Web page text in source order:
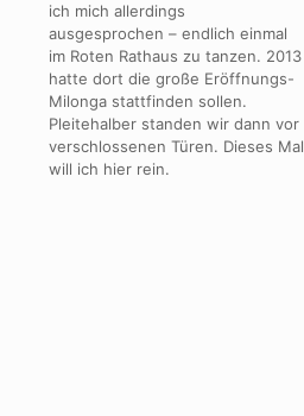
ich mich allerdings
ausgesprochen – endlich einmal
im Roten Rathaus zu tanzen. 2013
hatte dort die große Eröffnungs-
Milonga stattfinden sollen.
Pleitehalber standen wir dann vor
verschlossenen Türen. Dieses Mal
will ich hier rein.